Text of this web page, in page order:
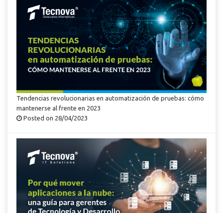
Tendencias revolucionarias en automatización de pruebas: cómo
mantenerse al frente en 2023
Posted on 28/04/2023